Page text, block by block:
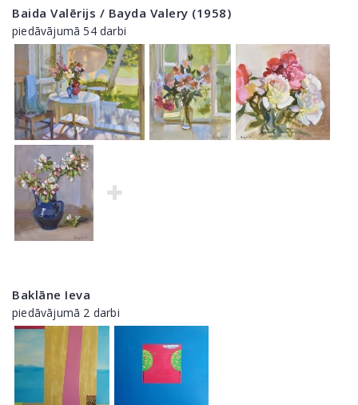
Baida Valērijs / Bayda Valery (1958)
piedāvājumā 54 darbi
Baklāne Ieva
piedāvājumā 2 darbi